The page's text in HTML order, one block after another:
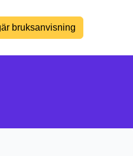
bruksanvisning